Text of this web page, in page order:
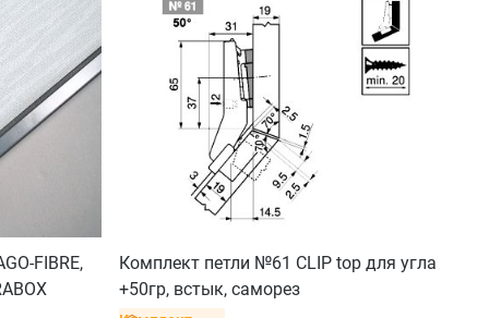
FIBRE,
Комплект петли №61 CLIP top для угла
+50гр, встык, саморез